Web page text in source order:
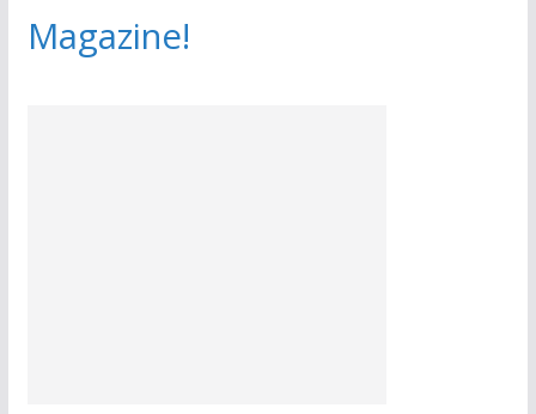
Magazine!